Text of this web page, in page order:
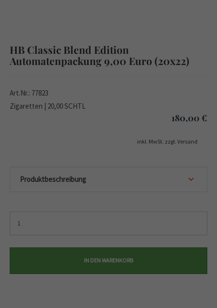
HB Classic Blend Edition
Automatenpackung 9,00 Euro (20x22)
Art.Nr.: 77823
Zigaretten | 20,00 SCHTL
180,00 €
inkl. MwSt. zzgl. Versand
Produktbeschreibung